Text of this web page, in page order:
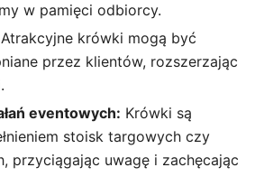
w pamięci odbiorcy.
Atrakcyjne krówki mogą być
przez klientów, rozszerzając
eventowych: Krówki są
stoisk targowych czy
przyciągając uwagę i zachęcając